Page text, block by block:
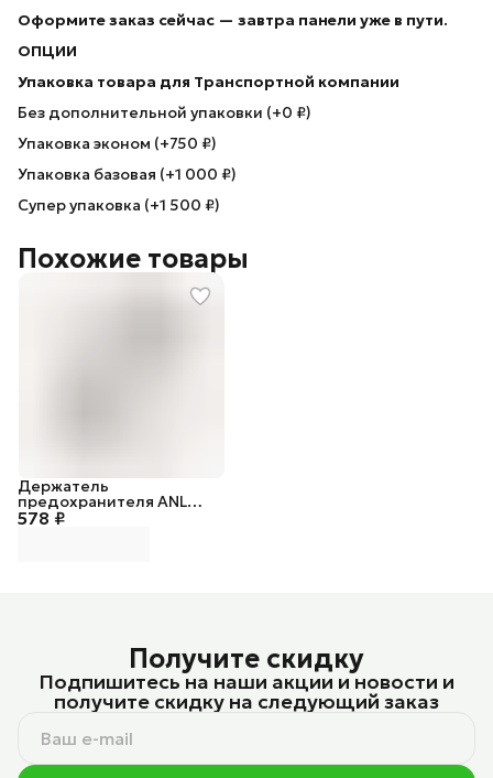
Оформите заказ сейчас — завтра панели уже в пути.
ОПЦИИ
Упаковка товара для Транспортной компании
Без дополнительной упаковки (+0 ₽)
Упаковка эконом (+750 ₽)
Упаковка базовая (+1 000 ₽)
Супер упаковка (+1 500 ₽)
Похожие товары
578 ₽
Держатель
предохранителя ANL
Fuse
Получите скидку
Подпишитесь на наши акции и новости и
получите скидку на следующий заказ